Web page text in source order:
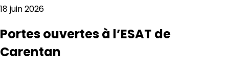
18 juin 2026
Portes ouvertes à l’ESAT de
Carentan